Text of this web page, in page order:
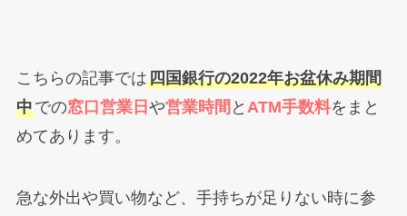
こちらの記事では四国銀行の2022年お盆休み期間
中での窓口営業日 や営業時間 と ATM手数料をまと
めてあります。
急な外出や買い物など、手持ちが足りない時に参